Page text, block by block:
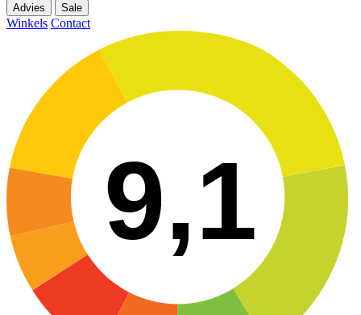
Advies
Sale
Winkels Contact
9,1